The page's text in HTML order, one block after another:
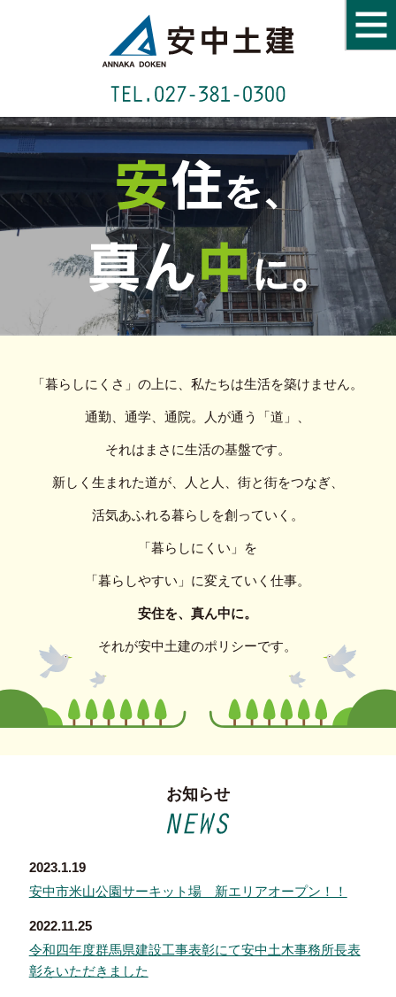
「暮らしにくさ」の上に、私たちは生活を築けません。
通勤、通学、通院。 人が通う「道」、
それはまさに生活の基盤です。
新しく生まれた道が、 人と人、街と街をつなぎ、
活気あふれる暮らしを創っていく。
「暮らしにくい」を
「暮らしやすい」に変えていく仕事。
安住を、真ん中に。
それが安中土建のポリシーです。
お知らせ
2023.1.19
安中市米山公園サーキット場 新エリアオープン！！
2022.11.25
令和四年度群馬県建設工事表彰にて安中土木事務所長表
彰をいただきました